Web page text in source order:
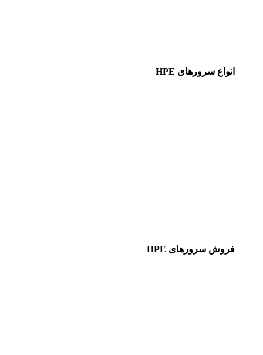
انواع سرورهای HPE
فروش سرورهای HPE